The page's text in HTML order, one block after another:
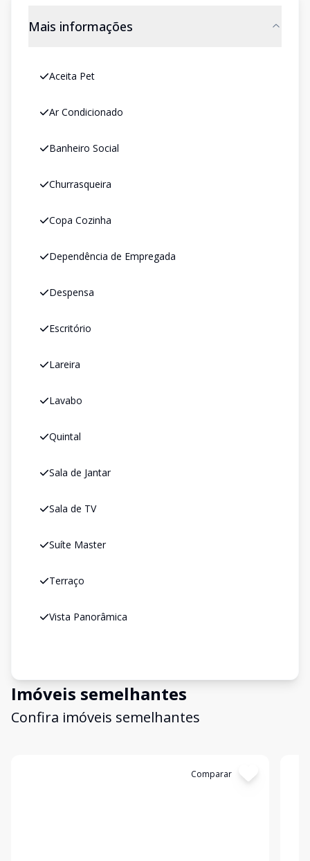
Mais informações
Aceita Pet
Ar Condicionado
Banheiro Social
Churrasqueira
Copa Cozinha
Dependência de Empregada
Despensa
Escritório
Lareira
Lavabo
Quintal
Sala de Jantar
Sala de TV
Suíte Master
Terraço
Vista Panorâmica
Imóveis semelhantes
Confira imóveis semelhantes
Comparar